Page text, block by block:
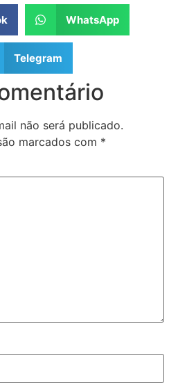
WhatsApp
Telegram
não será publicado.
marcados com *